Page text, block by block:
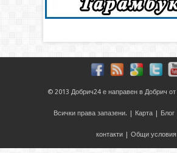
© 2013 Добрич24 е направен в Добрич от
Всички права запазени. | Карта | Блог
контакти | Общи условия